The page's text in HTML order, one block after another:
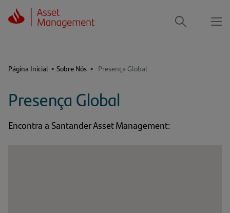
Página Inicial > Sobre Nós > Presença Global
Presença Global
Encontra a Santander Asset Management: